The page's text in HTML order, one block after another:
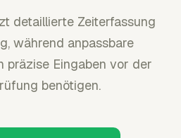
detaillierte Zeiterfassung
während anpassbare
präzise Eingaben vor der
benötigen.